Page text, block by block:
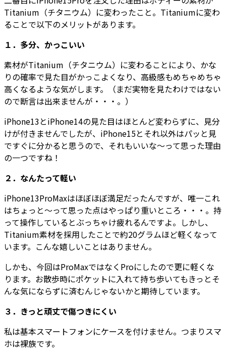
Titanium（チタニウム）に変わったこと。Titaniumに変わ
ることで以下のメリットがあります。
１．多分、かっこいい
素材がTitanium（チタニウム）に変わることにより、かな
りの確率で見た目がかっこよくなり、高級感もめちゃめちゃ
高くなるような気がします。（まだ実物を見たわけではない
ので断言は出来ませんが・・・。）
iPhone13とiPhone14の見た目はほとんど変わらずに、見分
けが付きませんでしたが、iPhone15とそれ以外はパッと見
ですぐに分かると思うので、それもいいな～って思った理由
の一つですね！
２．なんたって軽い
iPhone13ProMaxはほぼほぼ満足だったんですが、唯一これ
はちょっと～って思った点はやっぱり重いところ・・・。持
って操作しているとぶっちゃけ疲れるんですよ。しかし、
Titanium素材を採用したことで約20グラムほど軽くなって
います。こんな嬉しいことはありません。
しかも、今回はProMaxではなくProにしたので更に軽くな
ります。お散歩時にポケットに入れて持ち歩いてもきっとそ
んな気にならずに済むんじゃないかと期待しています。
３．きっと頑丈で傷つきにくい
私は基本スマートフォンにケースを付けません。つまりスマ
ホは裸族です。